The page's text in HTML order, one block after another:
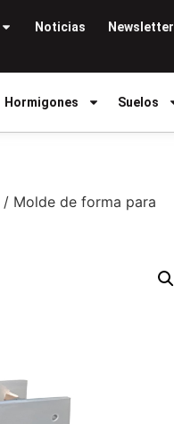
Noticias Newsletter
Hormigones Suelos
/ Molde de forma para